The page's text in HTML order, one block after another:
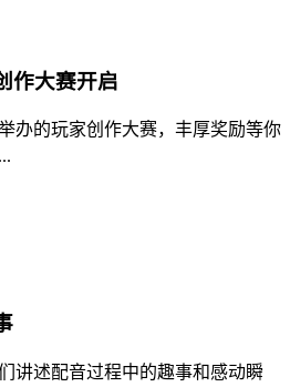
作大赛开启
办的玩家创作大赛，丰厚奖励等你
讲述配音过程中的趣事和感动瞬